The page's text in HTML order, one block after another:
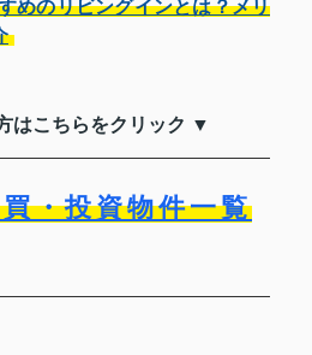
めのリビングインとは？メリ
はこちらをクリック ▼
・投資物件一覧